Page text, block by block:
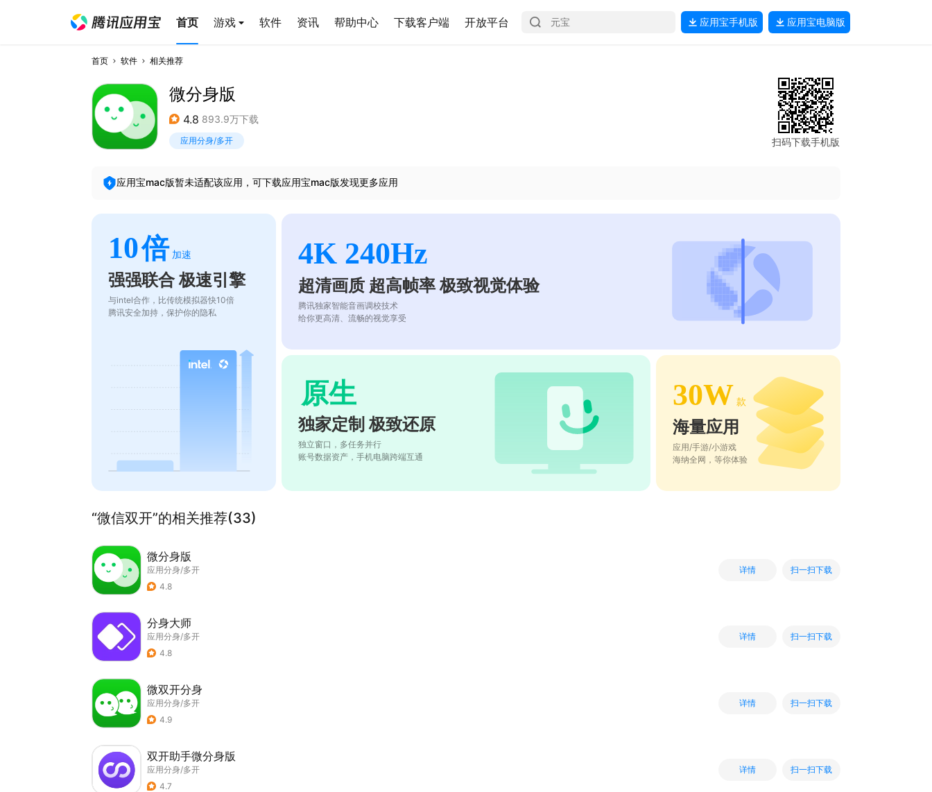
首页 游戏 软件 资讯 帮助中心 下载客户端 开放平台 应用宝手机版 应用宝电脑版
首页 软件 相关推荐
微分身版
4.8 893.9万下载
应用分身/多开 扫码下载手机版
应用宝mac版暂未适配该应用，可下载应用宝mac版发现更多应用
10倍 加速
强强联合 极速引擎
与intel合作，比传统模拟器快10倍
腾讯安全加持，保护你的隐私
4K 240Hz
超清画质 超高帧率 极致视觉体验
腾讯独家智能音画调校技术
给你更高清、流畅的视觉享受
原生
独家定制 极致还原
独立窗口，多任务并行
账号数据资产，手机电脑跨端互通
30W 款
海量应用
应用/手游/小游戏
海纳全网，等你体验
“微信双开”的相关推荐(33)
微分身版
应用分身/多开
4.8
详情 扫一扫下载
分身大师
应用分身/多开
4.8
详情 扫一扫下载
微双开分身
应用分身/多开
4.9
详情 扫一扫下载
双开助手微分身版
应用分身/多开
4.7
详情 扫一扫下载